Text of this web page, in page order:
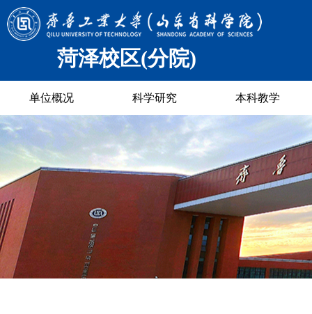
菏泽校区(分院)
单位概况 科学研究 本科教学